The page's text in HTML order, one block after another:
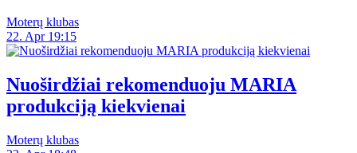
Moterų klubas
22. Apr 19:15
Nuoširdžiai rekomenduoju MARIA
produkciją kiekvienai
Moterų klubas